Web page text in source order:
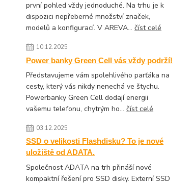
první pohled vždy jednoduché. Na trhu je k
dispozici nepřeberné množství značek,
modelů a konfigurací. V AREVA...číst celé
10.12.2025
Power banky Green Cell vás vždy podrží!
Představujeme vám spolehlivého parťáka na
cesty, který vás nikdy nenechá ve štychu.
Powerbanky Green Cell dodají energii
vašemu telefonu, chytrým ho...číst celé
03.12.2025
SSD o velikosti Flashdisku? To je nové
uložiště od ADATA.
Společnost ADATA na trh přináší nové
kompaktní řešení pro SSD disky. Externí SSD